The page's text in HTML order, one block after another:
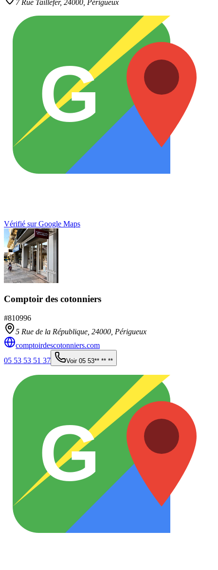
7 Rue Taillefer, 24000 Périgueux
G
Vérifié sur Google Maps
Comptoir des cotonniers
#810996
5 Rue de la République, 24000 Périgueux
comptoirdescotonniers.com
05 53 53 51 37
Voir 05 53** ** **
G